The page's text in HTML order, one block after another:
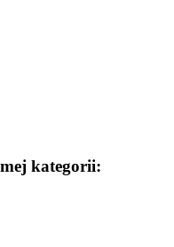
kategorii: